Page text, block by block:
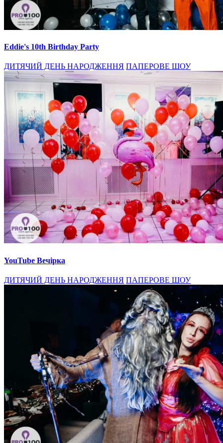
Eddie's 10th Birthday Party
ДИТЯЧИЙ ДЕНЬ НАРОДЖЕННЯ ПАПЕРОВЕ ШОУ
YouTube Вечірка
ДИТЯЧИЙ ДЕНЬ НАРОДЖЕННЯ ПАПЕРОВЕ ШОУ